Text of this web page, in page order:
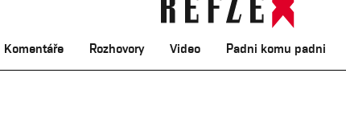
Komentáře Rozhovory Video Padni komu padni